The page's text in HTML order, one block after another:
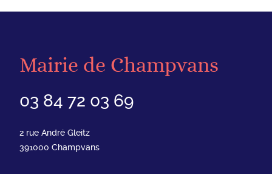
Mairie de Champvans
03 84 72 03 69
2 rue André Gleitz
391000 Champvans